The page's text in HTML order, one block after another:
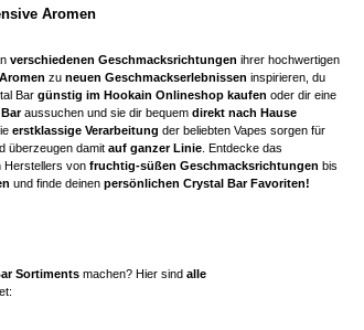
Aromen
verschiedenen Geschmacksrichtungen ihrer hochwertigen
zu neuen Geschmackserlebnissen inspirieren, du
Bar günstig im Hookain Onlineshop kaufen oder dir eine
aussuchen und sie dir bequem direkt nach Hause
erstklassige Verarbeitung der beliebten Vapes sorgen für
überzeugen damit auf ganzer Linie . Entdecke das
Herstellers von fruchtig-süßen Geschmacksrichtungen bis
und finde deinen persönlichen Crystal Bar Favoriten!
Sortiments machen? Hier sind alle